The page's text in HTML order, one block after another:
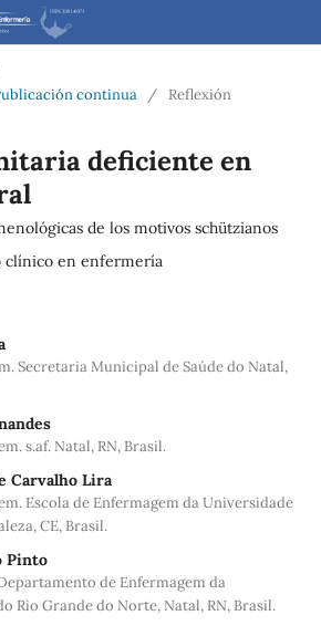
continua
/ Reflexión
deficiente en
de los motivos schützianos
clínico en enfermería
Secretaria Municipal de Saúde do Natal,
s.af. Natal, RN, Brasil.
Carvalho Lira
Escola de Enfermagem da Universidade
CE, Brasil.
Pinto
de Enfermagem da
Rio Grande do Norte, Natal, RN, Brasil.